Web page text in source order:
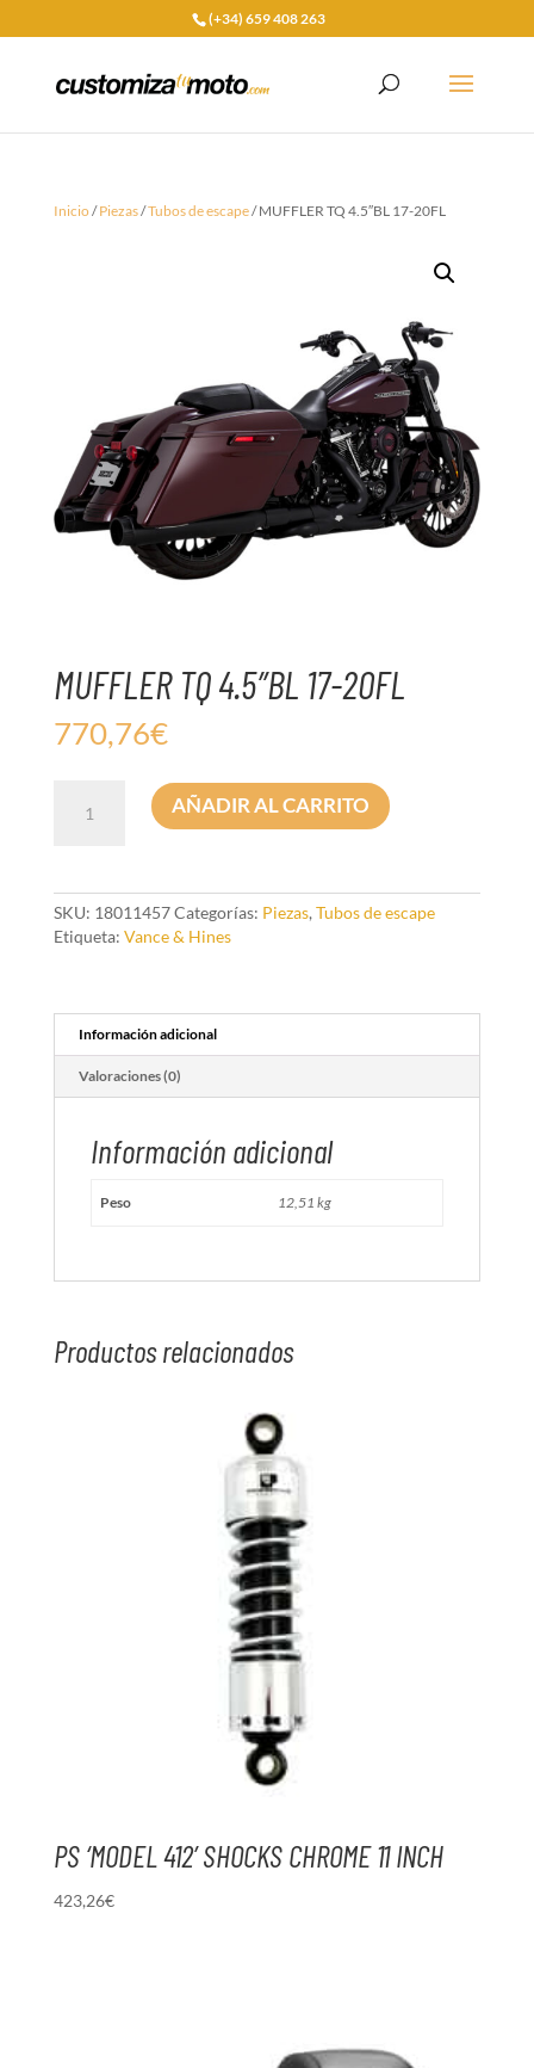
(+34) 659 408 263
Inicio/Piezas/Tubos de escape/ MUFFLER TQ 4.5″BL 17-20FL
MUFFLER TQ 4.5″BL 17-20FL
770,76€
cantidad
AÑADIR AL CARRITO
SKU: 18011457Categorías: Piezas, Tubos de escape
Etiqueta: Vance & Hines
Información adicional
Valoraciones (0)
Información adicional
Peso 12,51 kg
Productos relacionados
PS ‘MODEL 412’ SHOCKS CHROME 11 INCH
423,26€